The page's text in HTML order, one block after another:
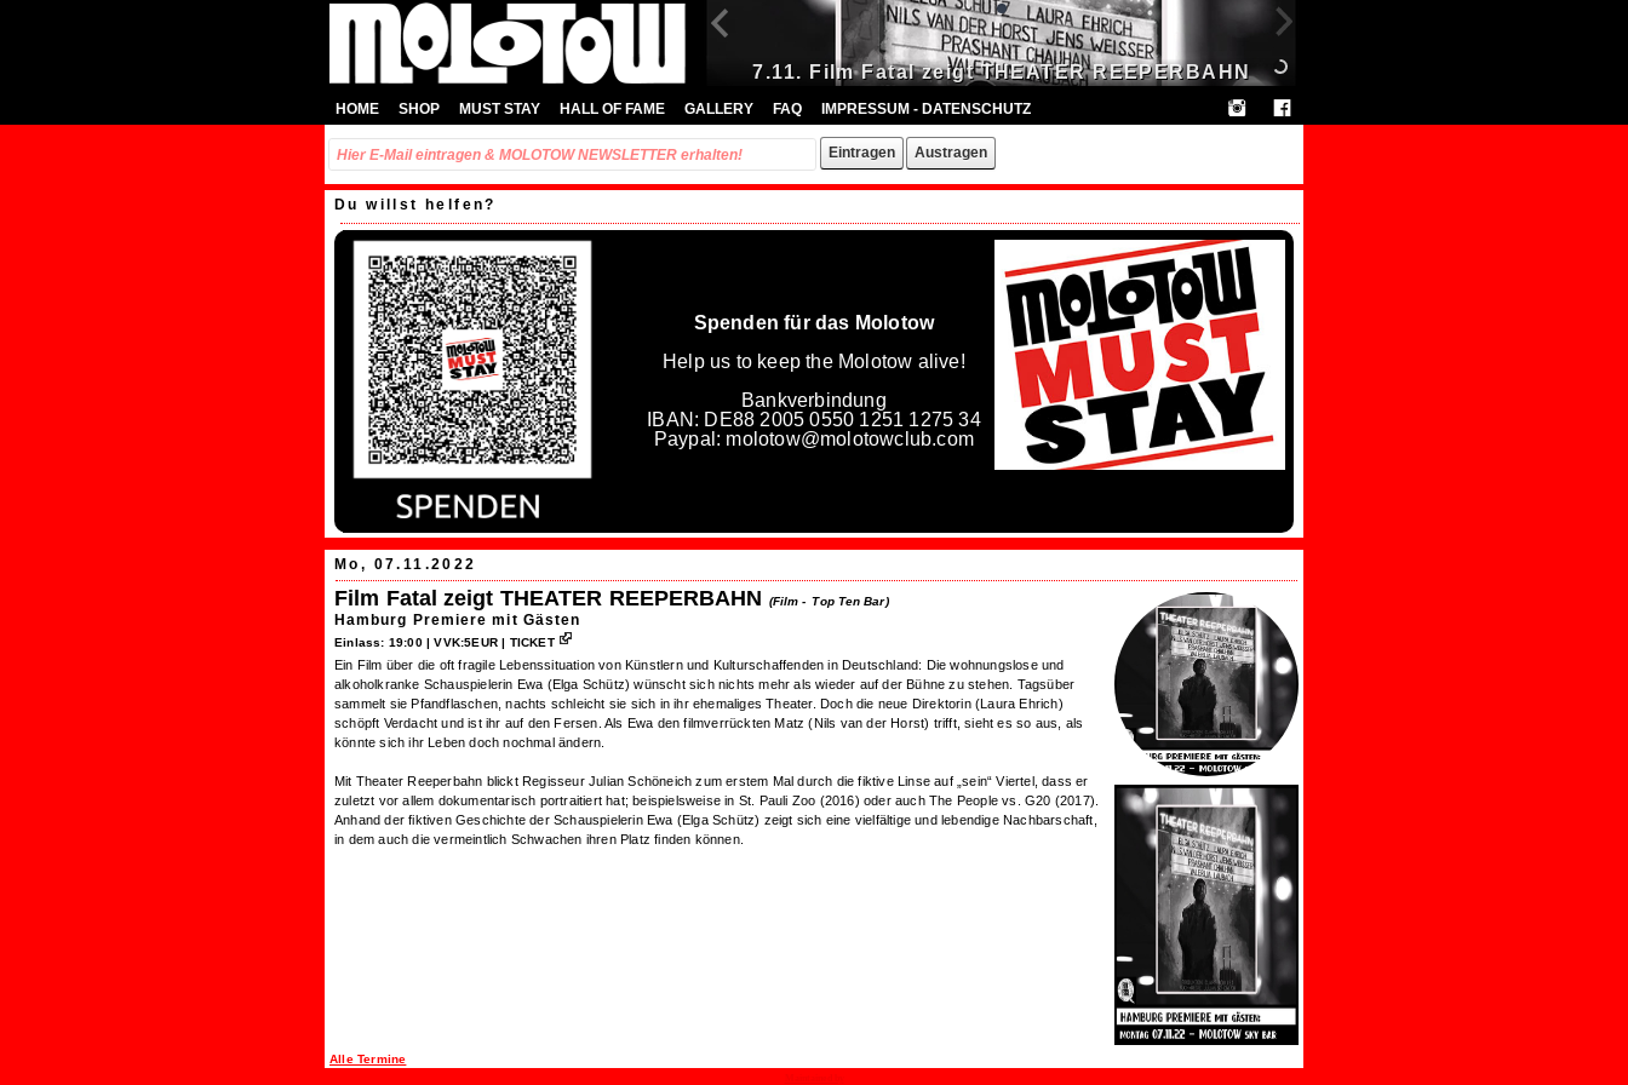
HOME SHOP MUST STAY HALL OF FAME GALLERY FAQ IMPRESSUM - DATENSCHUTZ
Du willst helfen?
Spenden für das Molotow
Help us to keep the Molotow alive!
Bankverbindung
IBAN: DE88 2005 0550 1251 1275 34
Paypal: molotow@molotowclub.com
Mo, 07.11.2022
Film Fatal zeigt THEATER REEPERBAHN (Film - Top Ten Bar)
Hamburg Premiere mit Gästen
Einlass: 19:00 |VVK:5EUR | TICKET
Ein Film über die oft fragile Lebenssituation von Künstlern und Kulturschaffenden in Deutschland: Die wohnungslose und
alkoholkranke Schauspielerin Ewa (Elga Schütz) wünscht sich nichts mehr als wieder auf der Bühne zu stehen. Tagsüber
sammelt sie Pfandflaschen, nachts schleicht sie sich in ihr ehemaliges Theater. Doch die neue Direktorin (Laura Ehrich)
schöpft Verdacht und ist ihr auf den Fersen. Als Ewa den filmverrückten Matz (Nils van der Horst) trifft, sieht es so aus, als
könnte sich ihr Leben doch nochmal ändern.
Mit Theater Reeperbahn blickt Regisseur Julian Schöneich zum erstem Mal durch die fiktive Linse auf „sein“ Viertel, dass er
zuletzt vor allem dokumentarisch portraitiert hat; beispielsweise in St. Pauli Zoo (2016) oder auch The People vs. G20 (2017).
Anhand der fiktiven Geschichte der Schauspielerin Ewa (Elga Schütz) zeigt sich eine vielfältige und lebendige Nachbarschaft,
in dem auch die vermeintlich Schwachen ihren Platz finden können.
Alle Termine
7.11. Film Fatal zeigt THEATER REEPERBAHN